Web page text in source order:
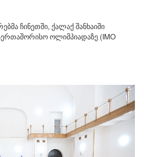
ჩინეთში, ქალაქ შანხაიში
ოლიმპიადაზე (IMO